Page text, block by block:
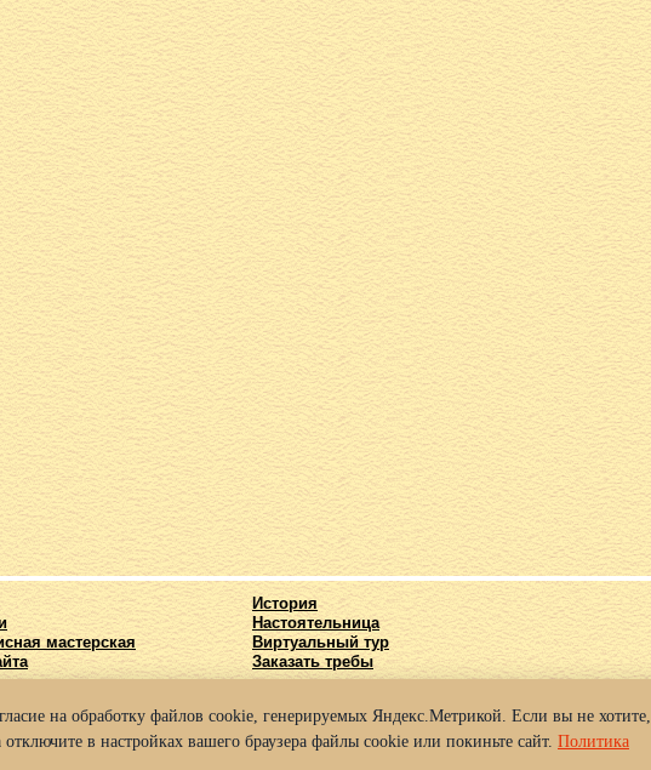
История
Настоятельница
мастерская
Виртуальный тур
Заказать требы
Архиерейское подворье храма во имя Святых Кирилла и Мефодия г. Нижний Новгород.
конфиденциальности
на обработку файлов cookie, генерируемых Яндекс.Метрикой. Если вы не хотите,
в настройках вашего браузера файлы cookie или покиньте сайт. Политика